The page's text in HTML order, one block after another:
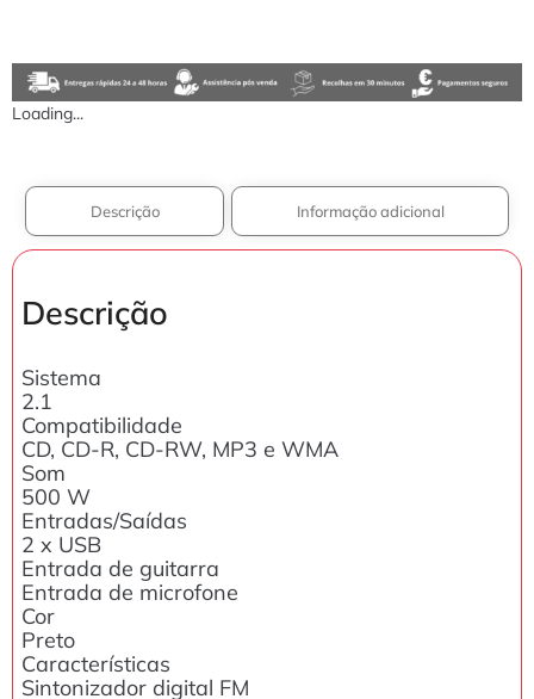
Loading...
Descrição Informação adicional
Descrição
Sistema
2.1
Compatibilidade
CD, CD-R, CD-RW, MP3 e WMA
Som
500 W
Entradas/Saídas
2 x USB
Entrada de guitarra
Entrada de microfone
Cor
Preto
Características
Sintonizador digital FM